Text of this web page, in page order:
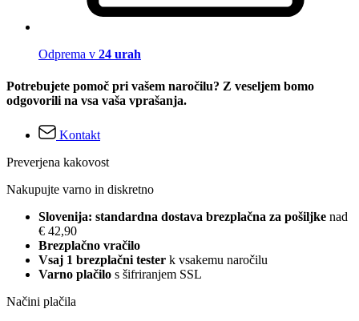
Odprema v 24 urah
Potrebujete pomoč pri vašem naročilu? Z veseljem bomo
odgovorili na vsa vaša vprašanja.
Kontakt
Preverjena kakovost
Nakupujte varno in diskretno
Slovenija: standardna dostava brezplačna za pošiljke nad
€ 42,90
Brezplačno vračilo
Vsaj 1 brezplačni tester k vsakemu naročilu
Varno plačilo s šifriranjem SSL
Načini plačila